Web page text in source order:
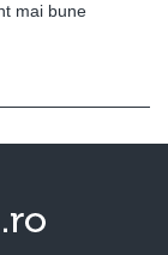
mai bune